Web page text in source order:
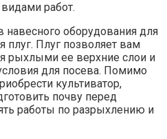
работ.
оборудования для
плуг. Плуг позволяет вам
рыхлыми ее верхние слои и
для посева. Помимо
культиватор,
почву перед
работы по разрыхлению и